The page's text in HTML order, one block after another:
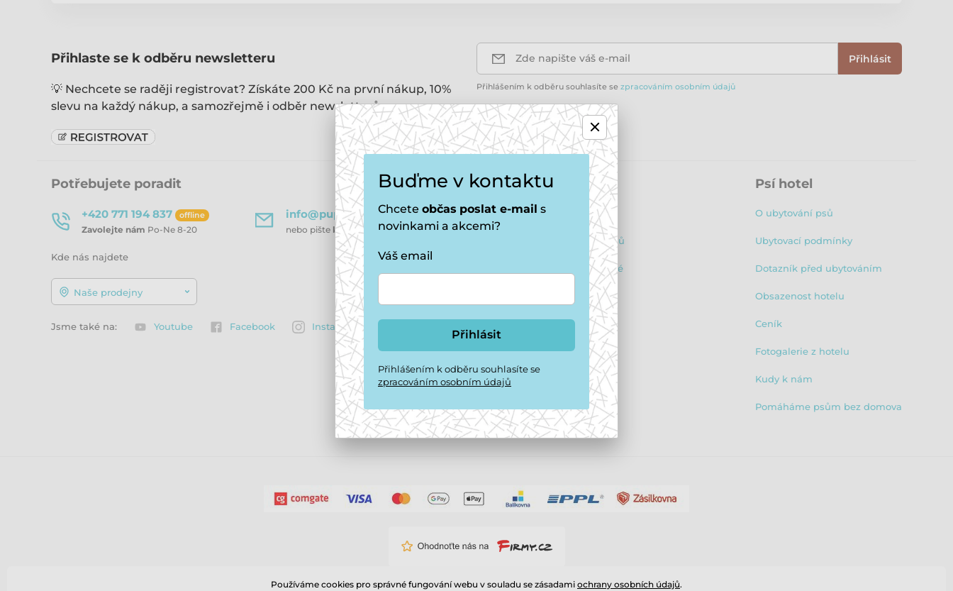
Přihlaste se k odběru newsletteru
💡 Nechcete se raději registrovat? Získáte 200 Kč na první nákup, 10%
slevu na každý nákup, a samozřejmě i odběr newsletterů.
Zde napište váš e-mail Přihlásit
Přihlášením k odběru souhlasíte se zpracováním osobním údajů
Potřebujete poradit
+420 771 194 837 offline
Zavolejte nám Po-Ne 8-20
info@puppydaycare.cz
nebo pište kdykoliv
Kde nás najdete
Naše prodejny
Jsme také na: Youtube Facebook Instagram
E-shop
Obchodní podmínky
Ochrana osobních údajů
Výhody pro registrované
Dárkové poukazy
Značky v naší nabídce
Psí hotel
O ubytování psů
Ubytovací podmínky
Dotazník před ubytováním
Obsazenost hotelu
Ceník
Fotogalerie z hotelu
Kudy k nám
Pomáháme psům bez domova
© 2026 www.puppydaycare.cz ⦁ E-shop vytvořilaSIMPLIA.cz
Používáme cookies pro správné fungování webu v souladu se zásadami ochrany osobních údajů.
Buďme v kontaktu
Chcete občas poslat e-mail s
novinkami a akcemi?
Váš email
Přihlásit
Přihlášením k odběru souhlasíte se
zpracováním osobním údajů